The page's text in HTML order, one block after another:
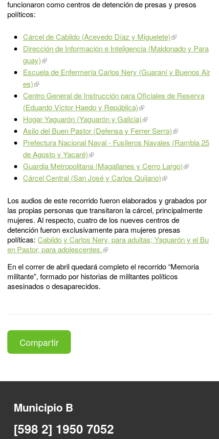
funcionaron como centros de detención de presas y presos
políticos:
Cárcel de Cabildo (Acevedo Díaz y Miguelete)
Dirección de Información e Inteligencia (Maldonado y Para
guay)
Escuela de Enfermería Carlos Nery (Guaraní y Buenos Air
es)
Centro General de Instrucción para Oficiales de Reserva
(Eduardo Víctor Haedo y República)
Hogar Yaguarón (Yaguarón y Galicia)
Asilo del Buen Pastor (Defensa y Ferrer Serra)
Prefectura Nacional Naval - Fusileros Navales (Rambla 25
de Agosto y Yacaré)
Guardia Metropolitana (Magallanes y Cerro Largo)
Cárcel Central (San José y Carlos Quijano)
Los audios de este recorrido fueron elaborados y grabados por
las propias personas que transitaron la cárcel, principalmente
mujeres. Al respecto, cuatro de los nueves centros de
detención fueron exclusivamente para mujeres presas
políticas: Cabildo y Carlos Nery, para adultas; Yaguarón y el Bu
en Pastor, para adolescentes.
En el correr de abril quedará completo el recorrido “Memoria
militante”, formado por historias de militantes políticos
asesinados o desaparecidos.
Compartir
Municipio B
[598 2] 1950 7052